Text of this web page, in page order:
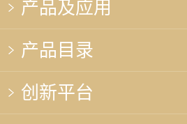
产品及应用
产品目录
创新平台